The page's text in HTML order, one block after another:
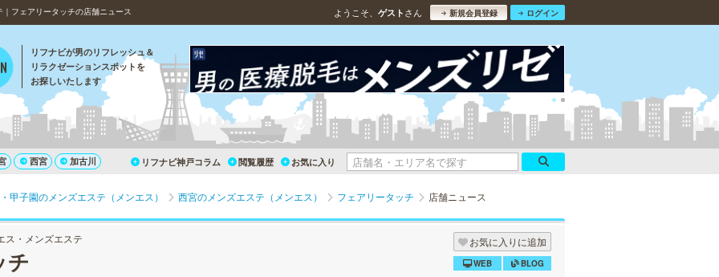
フェアリータッチの店舗ニュース ようこそ、 ゲスト さん 新規会員登録 ログイン
リフナビが男のリフレッシュ＆
リラクゼーションスポットを
お探しいたします
西宮 加古川 リフナビ神戸コラム 閲覧履歴 お気に入り
甲子園のメンズエステ（メンエス） 西宮のメンズエステ（メンエス） フェアリータッチ 店舗ニュース
ス・メンズエステ
チ
お気に入りに追加
WEB BLOG